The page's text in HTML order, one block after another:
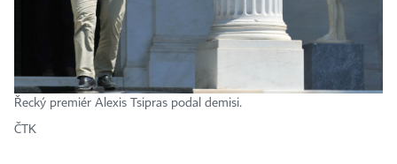
Řecký premiér Alexis Tsipras podal demisi.
ČTK